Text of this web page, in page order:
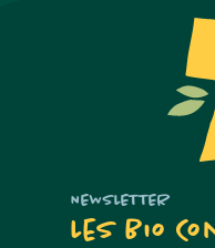
NEWSLETTER
Les Bio